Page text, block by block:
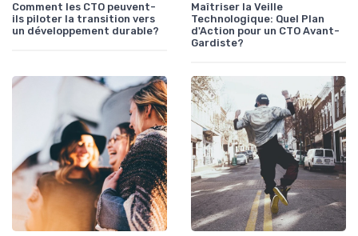
Comment les CTO peuvent-
ils piloter la transition vers
un développement durable?
Maîtriser la Veille
Technologique: Quel Plan
d'Action pour un CTO Avant-
Gardiste?